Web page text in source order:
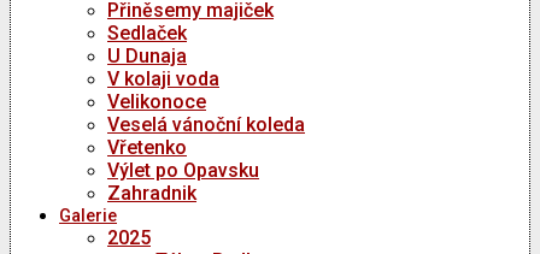
Přiněsemy majiček
Sedlaček
U Dunaja
V kolaji voda
Velikonoce
Veselá vánoční koleda
Vřetenko
Výlet po Opavsku
Zahradnik
Galerie
2025